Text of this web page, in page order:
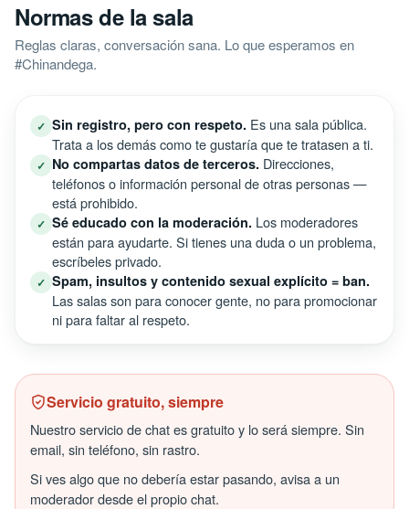
Normas de la sala
Reglas claras, conversación sana. Lo que esperamos en
#Chinandega.
✓ Sin registro, pero con respeto. Es una sala pública.
Trata a los demás como te gustaría que te tratasen a ti.
✓ No compartas datos de terceros. Direcciones,
teléfonos o información personal de otras personas —
está prohibido.
✓ Sé educado con la moderación. Los moderadores
están para ayudarte. Si tienes una duda o un problema,
escríbeles privado.
✓ Spam, insultos y contenido sexual explícito = ban.
Las salas son para conocer gente, no para promocionar
ni para faltar al respeto.
Servicio gratuito, siempre
Nuestro servicio de chat es gratuito y lo será siempre. Sin
email, sin teléfono, sin rastro.
Si ves algo que no debería estar pasando, avisa a un
moderador desde el propio chat.